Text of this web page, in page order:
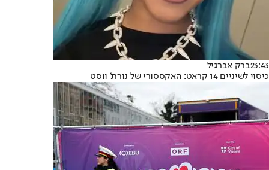
23:43ברק אברגיל
כיסוי לשיניים 14 קראט: האקססורי של נורת' ווסט